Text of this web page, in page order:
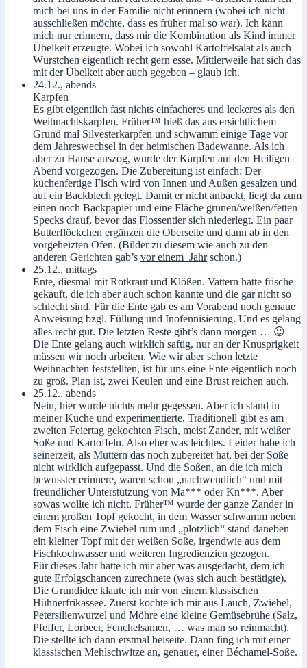
mich bei uns in der Familie nicht erinnern (wobei ich nicht
ausschließen möchte, dass es früher mal so war). Ich kann
mich nur erinnern, dass mir die Kombination als Kind immer
Übelkeit erzeugte. Wobei ich sowohl Kartoffelsalat als auch
Würstchen eigentlich recht gern esse. Mittlerweile hat sich das
mit der Übelkeit aber auch gegeben – glaub ich.
24.12., abends
Karpfen
Es gibt eigentlich fast nichts einfacheres und leckeres als den
Weihnachtskarpfen. Früher™ hieß das aus ersichtlichem
Grund mal Silvesterkarpfen und schwamm einige Tage vor
dem Jahreswechsel in der heimischen Badewanne. Als ich
aber zu Hause auszog, wurde der Karpfen auf den Heiligen
Abend vorgezogen. Die Zubereitung ist einfach: Der
küchenfertige Fisch wird von Innen und Außen gesalzen und
auf ein Backblech gelegt. Damit er nicht anbackt, liegt da zum
einen noch Backpapier und eine Fläche grünen/weißen/fetten
Specks drauf, bevor das Flossentier sich niederlegt. Ein paar
Butterflöckchen ergänzen die Oberseite und dann ab in den
vorgeheizten Ofen. (Bilder zu diesem wie auch zu den
anderen Gerichten gab’s vor einem Jahrschon.)
25.12., mittags
Ente, diesmal mit Rotkraut und Klößen. Vattern hatte frische
gekauft, die ich aber auch schon kannte und die gar nicht so
schlecht sind. Für die Ente gab es am Vorabend noch genaue
Anweisung bzgl. Füllung und Inofennisierung. Und es gelang
alles recht gut. Die letzten Reste gibt’s dann morgen … 😉
Die Ente gelang auch wirklich saftig, nur an der Knusprigkeit
müssen wir noch arbeiten. Wie wir aber schon letzte
Weihnachten feststellten, ist für uns eine Ente eigentlich noch
zu groß. Plan ist, zwei Keulen und eine Brust reichen auch.
25.12., abends
Nein, hier wurde nichts mehr gegessen. Aber ich stand in
meiner Küche und experimentierte. Traditionell gibt es am
zweiten Feiertag gekochten Fisch, meist Zander, mit weißer
Soße und Kartoffeln. Also eher was leichtes. Leider habe ich
seinerzeit, als Muttern das noch zubereitet hat, bei der Soße
nicht wirklich aufgepasst. Und die Soßen, an die ich mich
bewusster erinnere, waren schon „nachwendlich“ und mit
freundlicher Unterstützung von Ma*** oder Kn***. Aber
sowas wollte ich nicht. Früher™ wurde der ganze Zander in
einem großen Topf gekocht, in dem Wasser schwamm neben
dem Fisch eine Zwiebel rum und „plötzlich“ stand daneben
ein kleiner Topf mit der weißen Soße, irgendwie aus dem
Fischkochwasser und weiteren Ingredienzien gezogen.
Für dieses Jahr hatte ich mir aber was ausgedacht, dem ich
gute Erfolgschancen zurechnete (was sich auch bestätigte).
Die Grundidee klaute ich mir von einem klassischen
Hühnerfrikassee. Zuerst kochte ich mir aus Lauch, Zwiebel,
Petersilienwurzel und Möhre eine kleine Gemüsebrühe (Salz,
Pfeffer, Lorbeer, Fenchelsamen, … was man so reinmacht).
Die stellte ich dann erstmal beiseite. Dann fing ich mit einer
klassischen Mehlschwitze an, genauer, einer Béchamel-Soße.